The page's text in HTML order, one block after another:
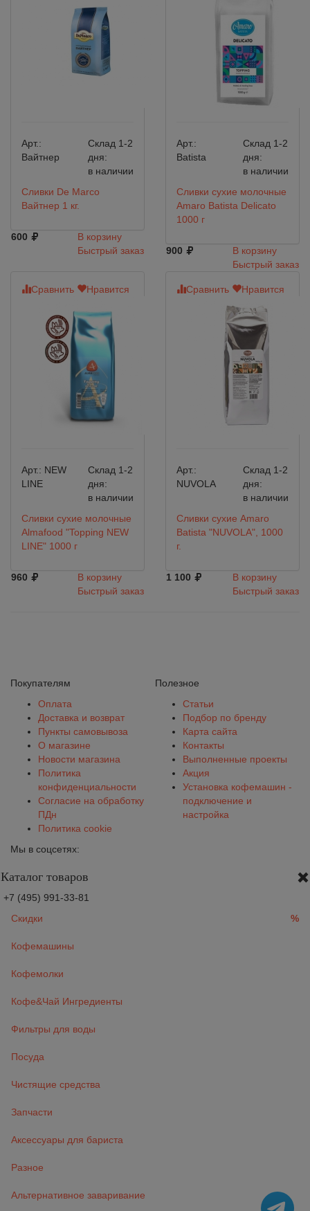
Арт.:
Вайтнер
Склад 1-2
дня:
в наличии
Сливки De Marco
Вайтнер 1 кг.
600
В корзину
Быстрый заказ
Арт.:
Batista
Склад 1-2
дня:
в наличии
Сливки сухие молочные
Amaro Batista Delicato
1000 г
900
В корзину
Быстрый заказ
Сравнить Нравится
Арт.: NEW
LINE
Склад 1-2
дня:
в наличии
Сливки сухие молочные
Almafood "Topping NEW
LINE" 1000 г
960
В корзину
Быстрый заказ
Сравнить Нравится
Арт.:
NUVOLA
Склад 1-2
дня:
в наличии
Сливки сухие Amaro
Batista "NUVOLA", 1000
г.
1 100
В корзину
Быстрый заказ
Покупателям
Оплата
Доставка и возврат
Пункты самовывоза
О магазине
Новости магазина
Политика
конфиденциальности
Согласие на обработку
ПДн
Политика cookie
Полезное
Статьи
Подбор по бренду
Карта сайта
Контакты
Выполненные проекты
Акция
Установка кофемашин -
подключение и
настройка
Мы в соцсетях:
Каталог товаров
+7 (495) 991-33-81
Скидки
%
Кофемашины
Кофемолки
Кофе&Чай Ингредиенты
Фильтры для воды
Посуда
Чистящие средства
Запчасти
Аксессуары для бариста
Разное
Альтернативное заваривание